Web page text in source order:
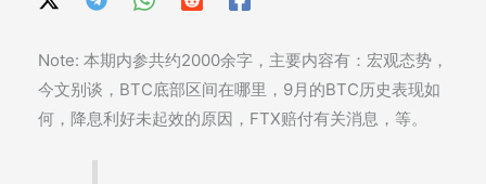
Note: 本期内参共约2000余字，主要内容有：宏观态势，
今文别谈，BTC底部区间在哪里，9月的BTC历史表现如
何，降息利好未起效的原因，FTX赔付有关消息，等。